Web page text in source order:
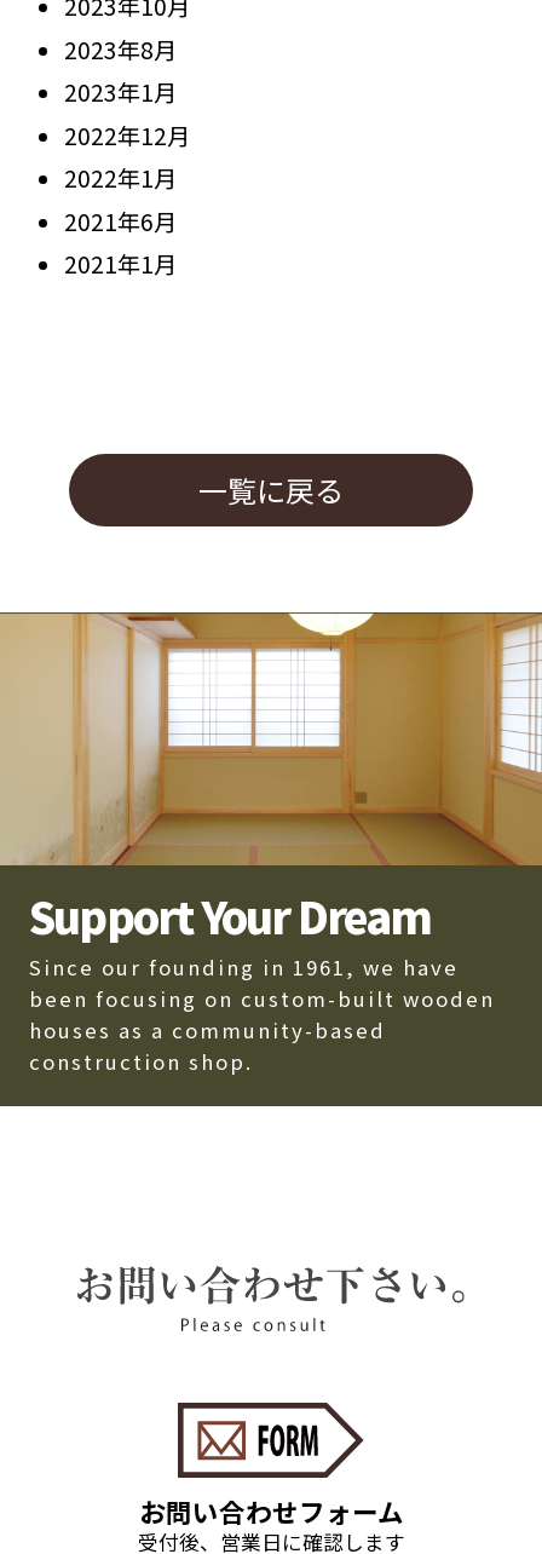
2023年8月
2023年1月
2022年12月
2022年1月
2021年6月
2021年1月
一覧に戻る
Support Your Dream
Since our founding in 1961, we have
been focusing on custom-built wooden
houses as a community-based
construction shop.
お問い合わせフォーム
受付後、営業日に確認します